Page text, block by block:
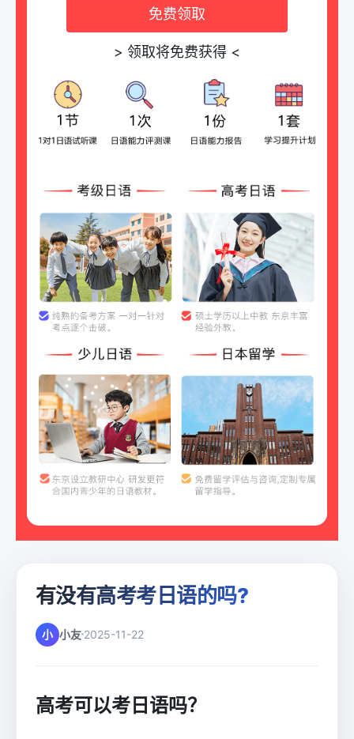
免费领取
> 领取将免费获得 <
有没有高考考日语的吗?
小 小友 2025-11-22
高考可以考日语吗？